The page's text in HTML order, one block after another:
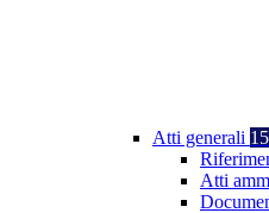
Atti generali
Atti